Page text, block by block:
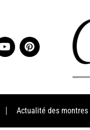
Actualité des montres